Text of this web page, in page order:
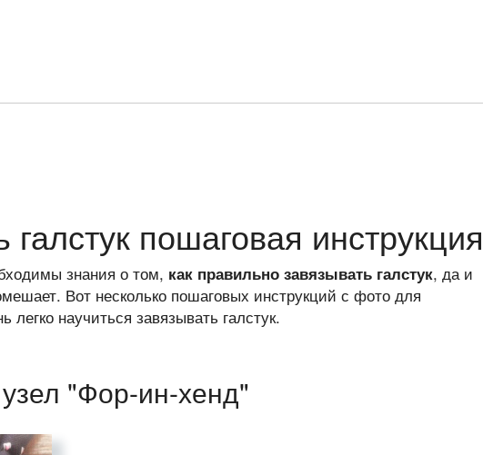
галстук пошаговая инструкция
знания о том, как правильно завязывать галстук, да и
Вот несколько пошаговых инструкций с фото для
научиться завязывать галстук.
"Фор-ин-хенд"